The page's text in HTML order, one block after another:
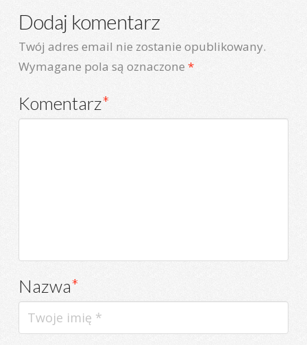
Dodaj komentarz
Twój adres email nie zostanie opublikowany.
Wymagane pola są oznaczone *
Komentarz*
Nazwa*